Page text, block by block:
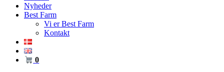
Nyheder
Best Farm
Vi er Best Farm
Kontakt
0